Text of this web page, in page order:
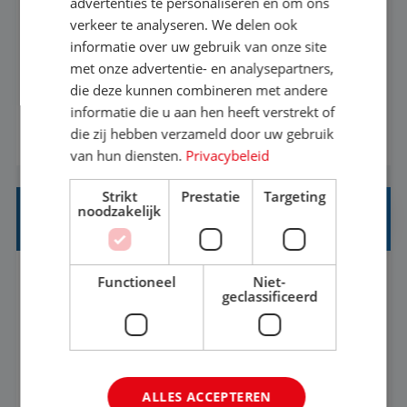
Met jouw ervaring in de reisbranche of
achtergrond in toerisme ben je klaar voor de
volgende stap. Vanaf je stoel reis je de hele
wereld over en speel je moeiteloos in op de
wensen van je team, je klant en wat er in de
reiswereld gebeurt. Met je enthousiasme weet je
klanten te overtuigen om die droomreis te
boeken! ...
BEKIJK VACATURE
REISADVISEUR ALLROUND
Aalsmeer, Noord-Holland, Nederland
Baan
MBO
het nu voor jezelf is, of voor een ander: jij vindt
verkeer te analyseren. We delen ook
informatie over uw gebruik van onze site
met onze advertentie- en analysepartners,
die deze kunnen combineren met andere
informatie die u aan hen heeft verstrekt of
die zij hebben verzameld door uw gebruik
van hun diensten. Privacybeleid
Strikt
noodzakelijk
Prestatie Targeting
Functioneel
Niet-
geclassificeerd
ALLES ACCEPTEREN